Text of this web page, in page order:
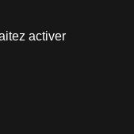
activer